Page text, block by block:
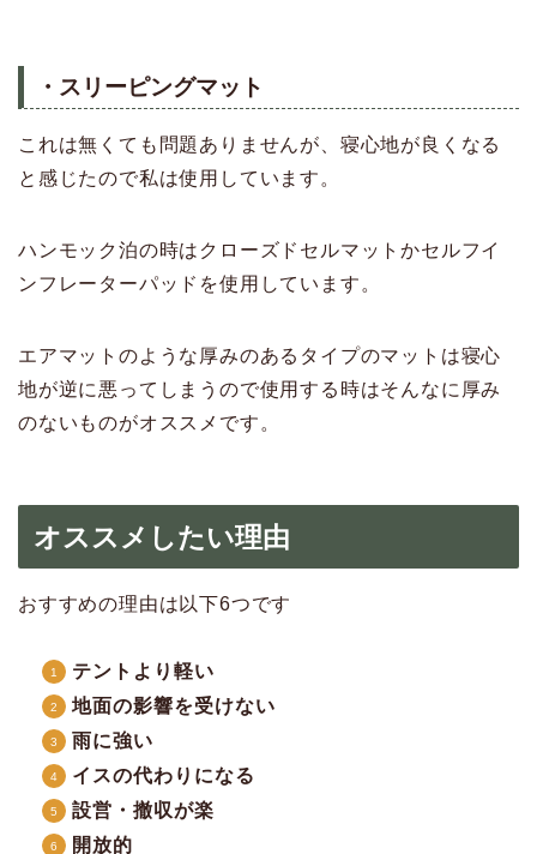
・スリーピングマット
これは無くても問題ありませんが、寝心地が良くなる
と感じたので私は使用しています。
ハンモック泊の時はクローズドセルマットかセルフイ
ンフレーターパッドを使用しています。
エアマットのような厚みのあるタイプのマットは寝心
地が逆に悪ってしまうので使用する時はそんなに厚み
のないものがオススメです。
オススメしたい理由
おすすめの理由は以下6つです
テントより軽い
地面の影響を受けない
雨に強い
イスの代わりになる
設営・撤収が楽
開放的